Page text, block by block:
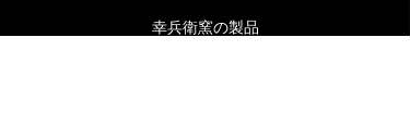
幸兵衛窯の製品